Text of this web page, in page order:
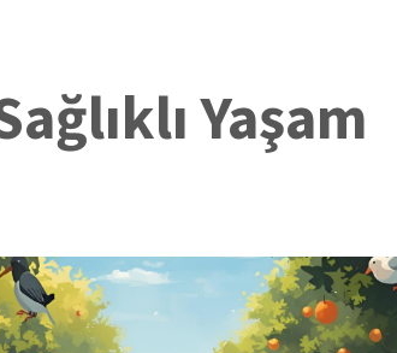
Yaşam